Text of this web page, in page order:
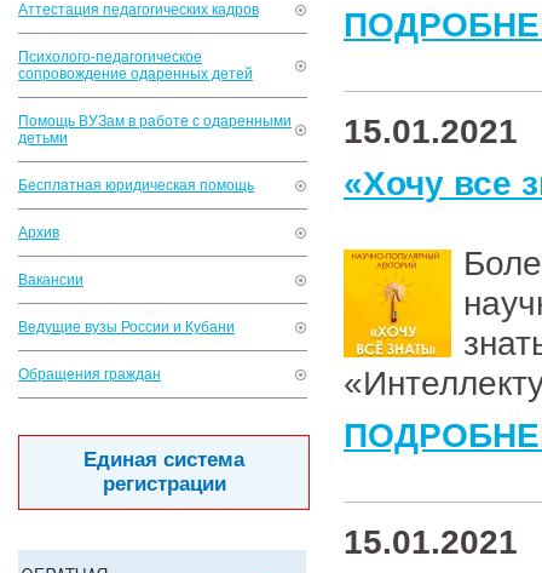
Аттестация педагогических кадров
Психолого-педагогическое
сопровождение одаренных детей
Помощь ВУЗам в работе с одаренными
детьми
Бесплатная юридическая помощь
Архив
Вакансии
Ведущие вузы России и Кубани
Обращения граждан
Единая система
регистрации
15.01.2021
«Хочу все
15.01.2021